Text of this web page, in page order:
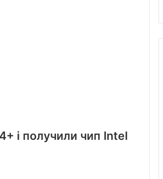
i получили чип Intel